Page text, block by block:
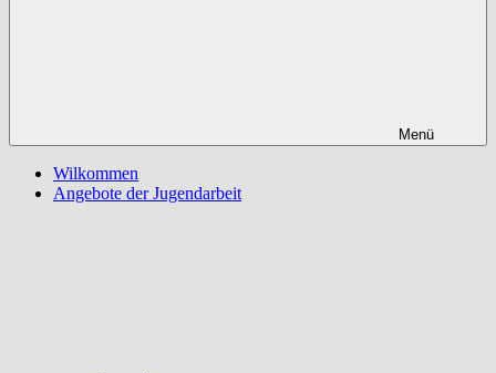
Menü
Wilkommen
Angebote der Jugendarbeit